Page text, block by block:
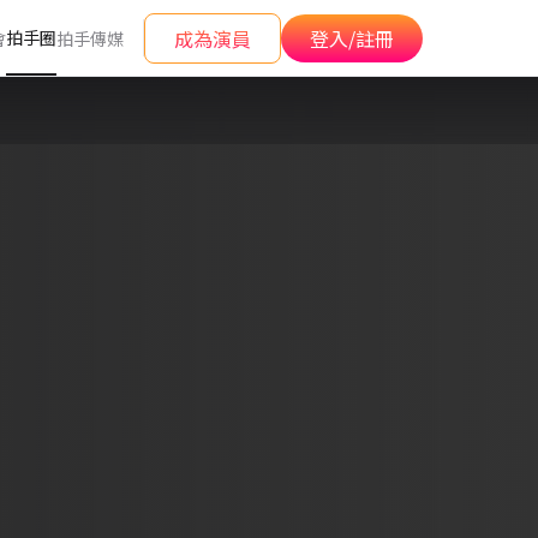
拍手圈拍手傳媒 成為演員 登入/註冊